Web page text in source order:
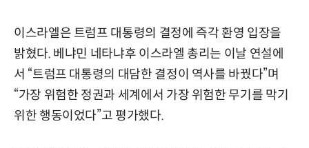
이스라엘은 트럼프 대통령의 결정에 즉각 환영 입장을
밝혔다. 베냐민 네타냐후 이스라엘 총리는 이날 연설에
서 “트럼프 대통령의 대담한 결정이 역사를 바꿨다”며
“가장 위험한 정권과 세계에서 가장 위험한 무기를 막기
위한 행동이었다”고 평가했다.